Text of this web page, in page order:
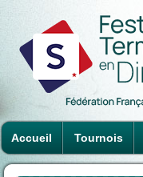
Accueil Tournois